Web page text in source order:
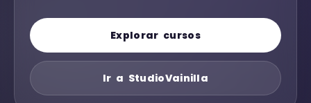
Explorar cursos
Ir a StudioVainilla